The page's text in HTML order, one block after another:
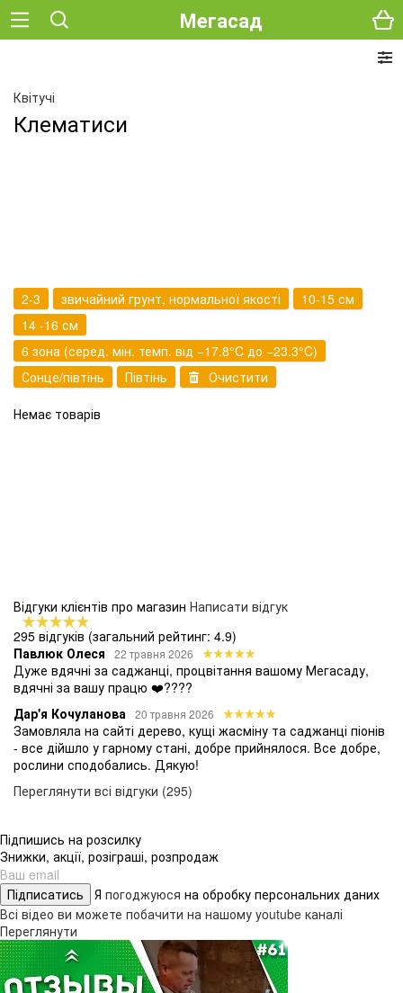
Мегасад
Квітучі
Клематиси
2-3 звичайний грунт, нормальної якості
10-15 см
14 -16 см
6 зона (серед. мін. темп. від −17.8°C до −23.3°C)
Сонце/півтінь
Півтінь Очистити
Немає товарів
Відгуки клієнтів про магазин Написати відгук
295 відгуків (загальний рейтинг: 4.9)
Павлюк Олеся
22 травня 2026
Дуже вдячні за саджанці, процвітання вашому Мегасаду,
вдячні за вашу працю ❤️????
Дар'я Кочуланова
20 травня 2026
Замовляла на сайті дерево, кущі жасміну та саджанці піонів
- все дійшло у гарному стані, добре прийнялося. Все добре,
рослини сподобались. Дякую!
Переглянути всі відгуки (295)
Підпишись на розсилку
Знижки, акції, розіграші, розпродаж
Підписатись Я погоджуюся на обробку персональних даних
Всі відео ви можете побачити на нашому youtube каналі
Переглянути